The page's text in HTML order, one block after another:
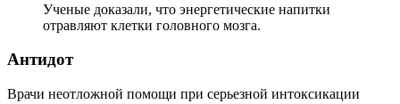
Ученые доказали, что энергетические напитки
отравляют клетки головного мозга.
Антидот
Врачи неотложной помощи при серьезной интоксикации